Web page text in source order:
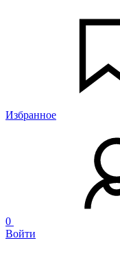
Избранное
0
Войти